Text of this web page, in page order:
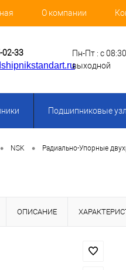
О компании
02-33 Пн-Пт : с
выходной
Подшипниковые
• NSK • Радиально-Упорные
ОПИСАНИЕ